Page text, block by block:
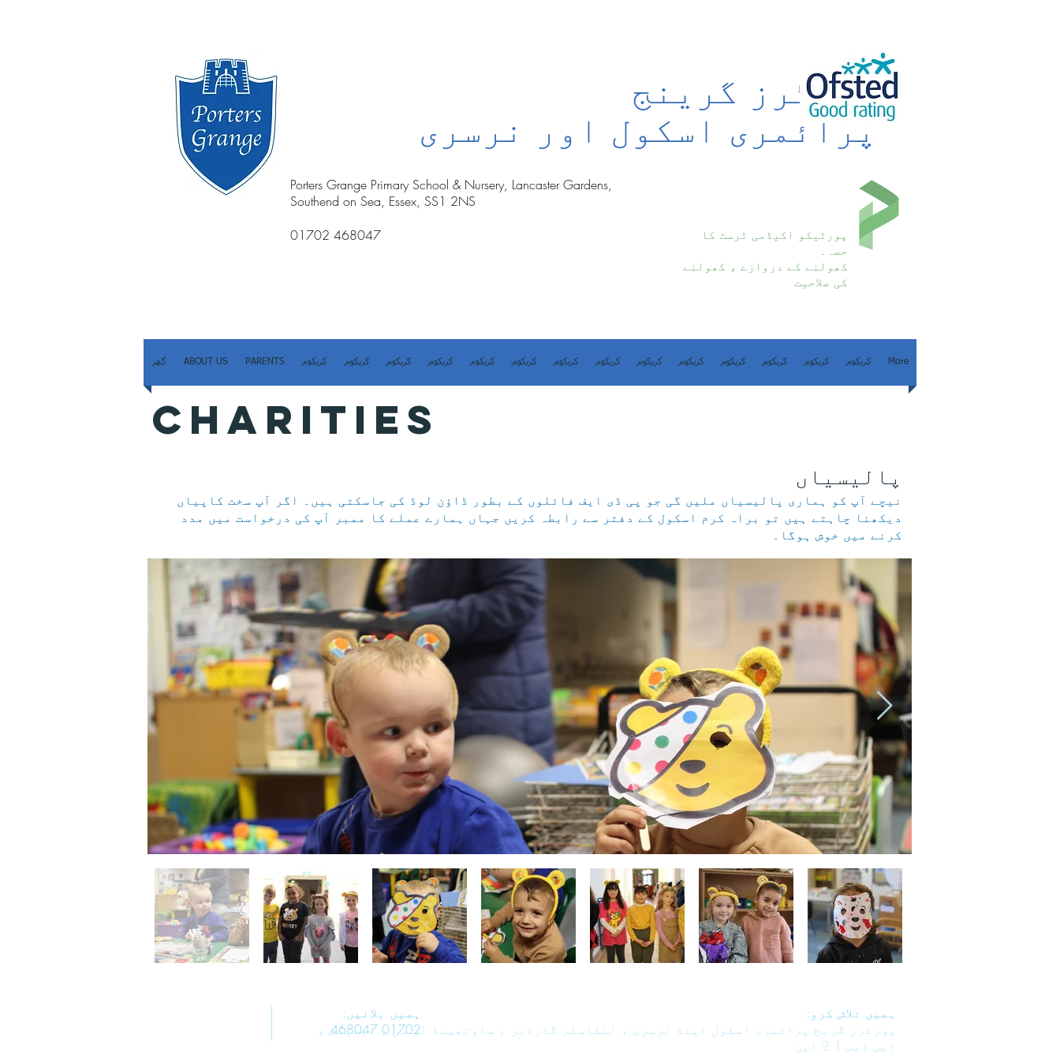
پورٹرز گرینج
پرائمری اسکول اور نرسری
Porters Grange Primary School & Nursery, Lancaster Gardens,
Southend on Sea, Essex, SS1 2NS
01702 468047
پورٹیکو اکیڈمی ٹرسٹ کا
حصہ۔
کھولنے کے دروازے ، کھولنے
کی صلاحیت
گھر ABOUT US PARENTS کریکوم کریکوم کریکوم کریکوم کریکوم کریکوم کریکوم کریکوم کریکوم کریکوم کریکوم کریکوم کریکوم کریکوم More
CHARITIES
پالیسیاں
نیچے آپ کو ہماری پالیسیاں ملیں گی جو پی ڈی ایف فائلوں کے بطور ڈاؤن لوڈ کی جاسکتی ہیں۔ اگر آپ سخت کاپیاں
دیکھنا چاہتے ہیں تو براہ کرم اسکول کے دفتر سے رابطہ کریں جہاں ہمارے عملے کا ممبر آپ کی درخواست میں مدد
کرنے میں خوش ہوگا۔
ہمیں بلائیں:
01702 468047
ہمیں تلاش کرو:
پورٹرز گریج پرائمری اسکول اینڈ نرسری ، لنکاسٹر گارڈنز ، ساوتھینڈ آن سی ، ایسیکس ،
ایس ایس 1 2 این